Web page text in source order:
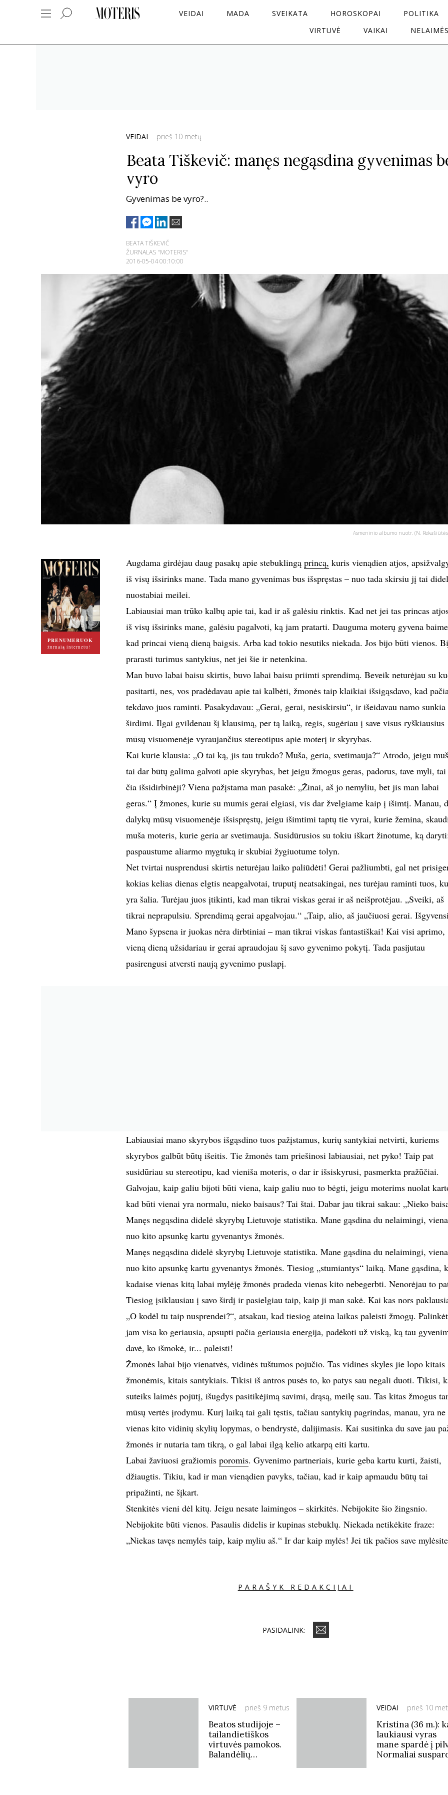
VEIDAI MADA SVEIKATA HOROSKOPAI
POLITIKA
VIRTUVĖ
VAIKAI
VEIDAI prieš 10 metų
Beata Tiškevič: manęs negąsdina gyvenimas
vyro
Gyvenimas be vyro?..
BEATA TIŠKEVIČ
ŽURNALAS "MOTERIS"
2016-05-04 00:10:00
Asmeninio albumo nuotr. (N.
PRENUMERUOK
žurnalą internetu!
Augdama girdėjau daug pasakų apie stebuklingą princą, kuris vienądien atjos,
iš visų išsirinks mane. Tada mano gyvenimas bus išspręstas – nuo tada skirsiu jį tai
nuostabiai meilei.
Labiausiai man trūko kalbų apie tai, kad ir aš galėsiu rinktis. Kad net jei tas princas
iš visų išsirinks mane, galėsiu pagalvoti, ką jam pratarti. Dauguma moterų gyvena
kad princai vieną dieną baigsis. Arba kad tokio nesutiks niekada. Jos bijo būti vienos.
prarasti turimus santykius, net jei šie ir netenkina.
Man buvo labai baisu skirtis, buvo labai baisu priimti sprendimą. Beveik neturėjau su
pasitarti, nes, vos pradėdavau apie tai kalbėti, žmonės taip klaikiai išsigąsdavo, kad
tekdavo juos raminti. Pasakydavau: „Gerai, gerai, nesiskirsiu“, ir išeidavau namo sunkia
širdimi. Ilgai gvildenau šį klausimą, per tą laiką, regis, sugėriau į save visus ryškiausius
mūsų visuomenėje vyraujančius stereotipus apie moterį ir skyrybas.
Kai kurie klausia: „O tai ką, jis tau trukdo? Muša, geria, svetimauja?“ Atrodo, jeigu
tai dar būtų galima galvoti apie skyrybas, bet jeigu žmogus geras, padorus, tave myli,
čia išsidirbinėji? Viena pažįstama man pasakė: „Žinai, aš jo nemyliu, bet jis man labai
geras.“ Į žmones, kurie su mumis gerai elgiasi, vis dar žvelgiame kaip į išimtį. Manau,
dalykų mūsų visuomenėje išsispręstų, jeigu išimtimi taptų tie vyrai, kurie žemina,
muša moteris, kurie geria ar svetimauja. Susidūrusios su tokiu iškart žinotume, ką
paspaustume aliarmo mygtuką ir skubiai žygiuotume tolyn.
Net tvirtai nusprendusi skirtis neturėjau laiko paliūdėti! Gerai pažliumbti, gal net
kokias kelias dienas elgtis neapgalvotai, truputį neatsakingai, nes turėjau raminti tuos,
yra šalia. Turėjau juos įtikinti, kad man tikrai viskas gerai ir aš neišprotėjau. „Sveiki, aš
tikrai neprapulsiu. Sprendimą gerai apgalvojau.“ „Taip, alio, aš jaučiuosi gerai.
Mano šypsena ir juokas nėra dirbtiniai – man tikrai viskas fantastiškai! Kai visi aprimo,
vieną dieną užsidariau ir gerai apraudojau šį savo gyvenimo pokytį. Tada pasijutau
pasirengusi atversti naują gyvenimo puslapį.
Labiausiai mano skyrybos išgąsdino tuos pažįstamus, kurių santykiai netvirti, kuriems
skyrybos galbūt būtų išeitis. Tie žmonės tam priešinosi labiausiai, net pyko! Taip pat
susidūriau su stereotipu, kad vieniša moteris, o dar ir išsiskyrusi, pasmerkta pražūčiai.
Galvojau, kaip galiu bijoti būti viena, kaip galiu nuo to bėgti, jeigu moterims nuolat
kad būti vienai yra normalu, nieko baisaus? Tai štai. Dabar jau tikrai sakau: „Nieko
Manęs negąsdina didelė skyrybų Lietuvoje statistika. Mane gąsdina du nelaimingi,
nuo kito apsunkę kartu gyvenantys žmonės.
Manęs negąsdina didelė skyrybų Lietuvoje statistika. Mane gąsdina du nelaimingi,
nuo kito apsunkę kartu gyvenantys žmonės. Tiesiog „stumiantys“ laiką. Mane gąsdina,
kadaise vienas kitą labai mylėję žmonės pradeda vienas kito nebegerbti. Nenorėjau to
Tiesiog įsiklausiau į savo širdį ir pasielgiau taip, kaip ji man sakė. Kai kas nors
„O kodėl tu taip nusprendei?“, atsakau, kad tiesiog ateina laikas paleisti žmogų.
jam visa ko geriausia, apsupti pačia geriausia energija, padėkoti už viską, ką tau
davė, ko išmokė, ir... paleisti!
Žmonės labai bijo vienatvės, vidinės tuštumos pojūčio. Tas vidines skyles jie lopo kitais
žmonėmis, kitais santykiais. Tikisi iš antros pusės to, ko patys sau negali duoti. Tikisi,
suteiks laimės pojūtį, išugdys pasitikėjimą savimi, drąsą, meilę sau. Tas kitas žmogus
mūsų vertės įrodymu. Kurį laiką tai gali tęstis, tačiau santykių pagrindas, manau, yra ne
vienas kito vidinių skylių lopymas, o bendrystė, dalijimasis. Kai susitinka du save jau
žmonės ir nutaria tam tikrą, o gal labai ilgą kelio atkarpą eiti kartu.
Labai žaviuosi gražiomis poromis. Gyvenimo partneriais, kurie geba kartu kurti, žaisti,
džiaugtis. Tikiu, kad ir man vienądien pavyks, tačiau, kad ir kaip apmaudu būtų tai
pripažinti, ne šįkart.
Stenkitės vieni dėl kitų. Jeigu nesate laimingos – skirkitės. Nebijokite šio žingsnio.
Nebijokite būti vienos. Pasaulis didelis ir kupinas stebuklų. Niekada netikėkite fraze:
„Niekas tavęs nemylės taip, kaip myliu aš.“ Ir dar kaip mylės! Jei tik pačios save
PARAŠYK REDAKCIJAI
PASIDALINK:
VIRTUVĖ prieš 9 metus
Beatos studijoje –
tailandietiškos
virtuvės pamokos.
Balandėlių
VEIDAI prieš 10
Kristina (36 m.):
laukiausi vyras
mane spardė į
Normaliai